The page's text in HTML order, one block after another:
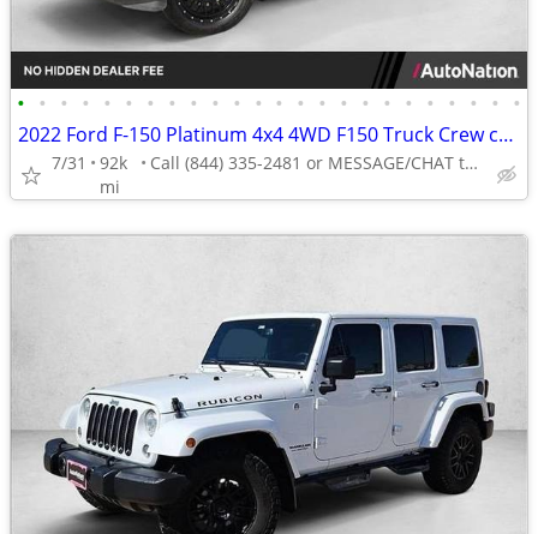
• • • • • • • • • • • • • • • • • • • • • • • •
2022 Ford F-150 Platinum 4x4 4WD F150 Truck Crew cab AUTONATION
7/31
92k
mi
Call (844) 335-2481 or MESSAGE/CHAT to confirm availability